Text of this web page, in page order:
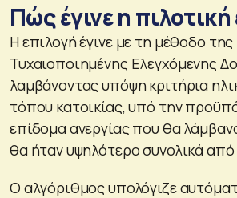
Πώς έγινε η
Η επιλογή έγινε με τη μέθοδο της
Τυχαιοποιημένης Ελεγχόμενης
λαμβάνοντας υπόψη κριτήρια
τόπου κατοικίας, υπό την
επίδομα ανεργίας που θα
θα ήταν υψηλότερο συνολικά
Ο αλγόριθμος υπολόγιζε